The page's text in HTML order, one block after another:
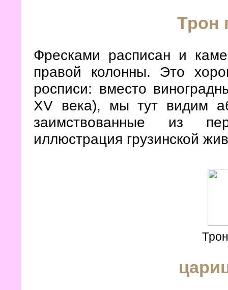
Трон
Фресками расписан и
правой колонны. Это
росписи: вместо
XV века), мы тут видим
заимствованные из
иллюстрация грузинской